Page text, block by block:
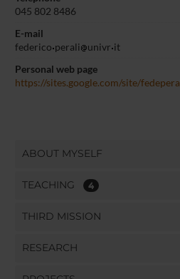
045 802 8486
E-mail
federico perali univr it
Personal web page
https://sites.google.com/site/
ABOUT MYSELF
TEACHING 4
THIRD MISSION
RESEARCH